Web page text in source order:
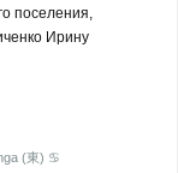
поселения,
Ирину
поселения
(東) ♋